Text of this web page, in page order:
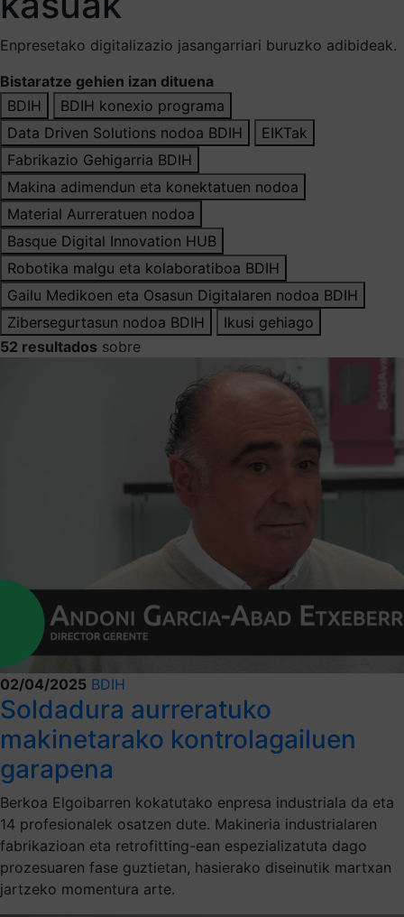
Enpresetako digitalizazio jasangarriari buruzko adibideak.
Bistaratze gehien izan dituena
BDIH
BDIH konexio programa
Data Driven Solutions nodoa BDIH
EIKTak
Fabrikazio Gehigarria BDIH
Makina adimendun eta konektatuen nodoa
Material Aurreratuen nodoa
Basque Digital Innovation HUB
Robotika malgu eta kolaboratiboa BDIH
Gailu Medikoen eta Osasun Digitalaren nodoa BDIH
Zibersegurtasun nodoa BDIH
Ikusi gehiago
52 resultados sobre
02/04/2025 BDIH
Soldadura aurreratuko
makinetarako kontrolagailuen
garapena
Berkoa Elgoibarren kokatutako enpresa industriala da eta
14 profesionalek osatzen dute. Makineria industrialaren
fabrikazioan eta retrofitting-ean espezializatuta dago
prozesuaren fase guztietan, hasierako diseinutik martxan
jartzeko momentura arte.